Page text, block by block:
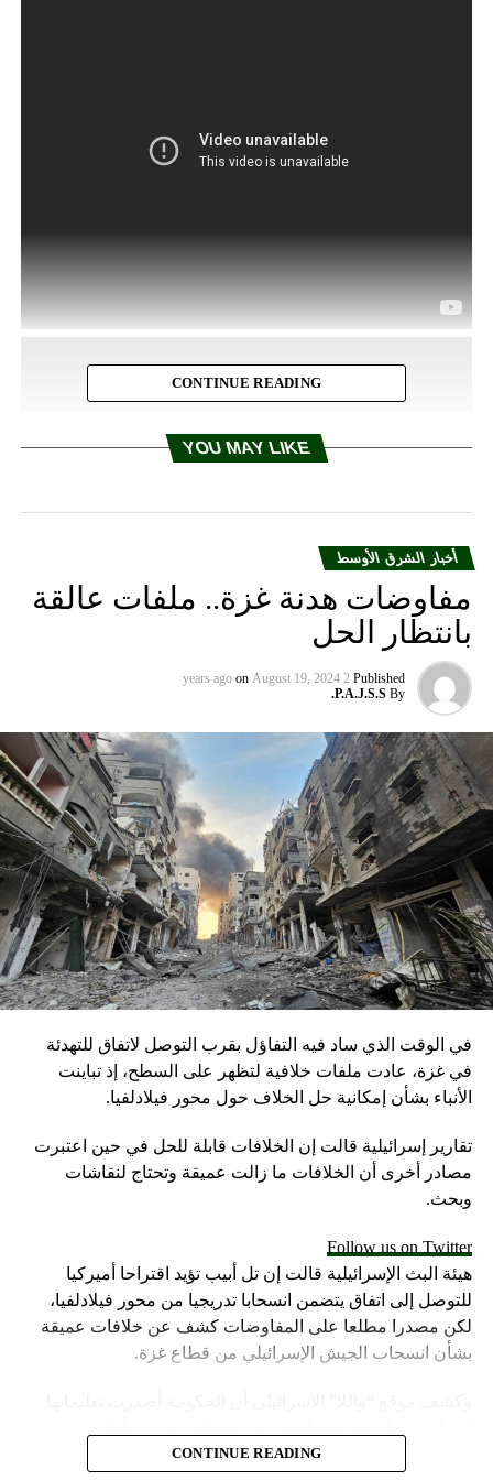
عاش ركاب طائرة تركية لحظات رعب وهلع يوم السبت الماضي
بعدما انحرفت طائرتهم عن مسارها أثناء هبوطها باتجاه قاع
البحر.
وقد نُشر على موقع “يوتيوب” مقطع فيديو لإجلاء ركاب من
الطائرة التي خرجت عن مسارها من ممر الهبوط باتجاه البحر
في مطار طرابزون التركي، بعدما غرس عجلاتها في الطين
المكسو بالثلج وتتوقف على بعد أمتار قليلة عن سطح البحر،
لينجو من كان على متنها من موت محقق.
وظهر في الفيديو مغادرة الركاب لمقصورة الطائرة من خلال
مخارج الطوارئ وقد انتابتهم حالة من الذعر والرعب، فيما
علمت فرق الإنقاذ على احتواء الموقف وعدم تفاقمه.
“بيغاسوس” الجوية التى وصلت من أنقرة وعلى متنها 162
شخصا.
وأعلن مسؤولو المطار أن جميع الركاب وطاقم الطائرة خرجوا
منها دون إصابات، فيما قررت سلطات المطار إغلاق أبواب
المطار وتأجيل جميع الرحلات لفترة عقب الحادث، قبل أن
يستأنف رحلاته لاحقا.
UP
تحشد قواتها عند الحدود السورية
DON'T MISS
مفاجأة مزلزلة… من هو البلد الإسلامي الأوّل الذي سيتحوّل
إلى المسيحية؟
CONTINUE READING
YOU MAY LIKE
أخبار الشرق الأوسط
مفاوضات هدنة غزة.. ملفات عالقة
بانتظار الحل
Published
2 years ago
on August 19, 2024
By
P.A.J.S.S.
في الوقت الذي ساد فيه التفاؤل بقرب التوصل لاتفاق للتهدئة
في غزة، عادت ملفات خلافية لتظهر على السطح، إذ تباينت
الأنباء بشأن إمكانية حل الخلاف حول محور فيلادلفيا.
تقارير إسرائيلية قالت إن الخلافات قابلة للحل في حين اعتبرت
مصادر أخرى أن الخلافات ما زالت عميقة وتحتاج لنقاشات
وبحث.
Follow us on Twitter
هيئة البث الإسرائيلية قالت إن تل أبيب تؤيد اقتراحا أميركيا
للتوصل إلى اتفاق يتضمن انسحابا تدريجيا من محور فيلادلفيا،
لكن مصدرا مطلعا على المفاوضات كشف عن خلافات عميقة
بشأن انسحاب الجيش الإسرائيلي من قطاع غزة.
موقف إسرائيل في محادثات الهدنة.
CONTINUE READING